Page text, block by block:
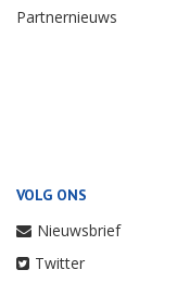
Partnernieuws
VOLG ONS
Nieuwsbrief
Twitter